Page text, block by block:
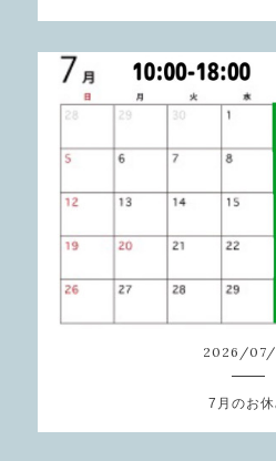
2026 /07/
7月のお